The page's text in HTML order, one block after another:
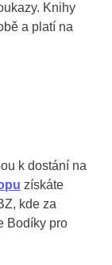
Knihy
a platí na
k dostání na
získáte
kde za
Bodíky pro